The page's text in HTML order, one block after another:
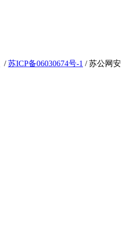
/苏ICP备06030674号-1 / 苏公网安